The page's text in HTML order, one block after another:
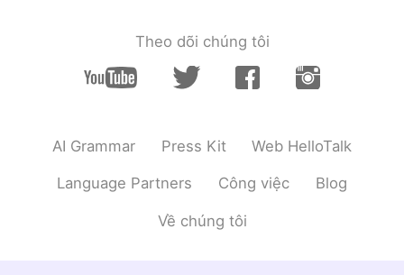
Theo dõi chúng tôi
AI Grammar Press Kit Web HelloTalk
Language Partners Công việc Blog
Về chúng tôi